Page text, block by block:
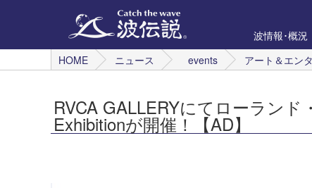
波情報･概況
HOME
ニュース events アート＆エン
RVCA GALLERYにてローラン
Exhibitionが開催！【AD】